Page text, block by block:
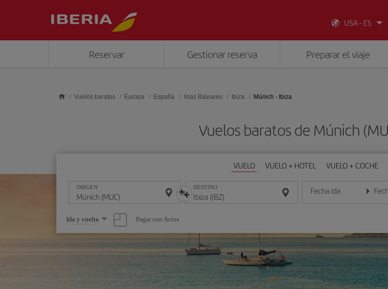
USA - ES
Reservar Gestionar reserva Preparar el viaje
Vuelos baratos Europa España Islas Baleares Ibiza Múnich - Ibiza
Vuelos baratos de Múnich
VUELO VUELO + HOTEL VUELO + COCHE
ORIGEN DESTINO Fecha ida
Introduce la fecha en
Seleccione
una
opción
Ida y vuelta Pagar con Avios